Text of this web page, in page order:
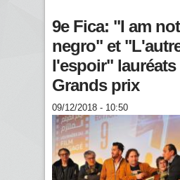
9e Fica: "I am
negro" et
l'espoir" lauréats
Grands prix
09/12/2018 - 10:50